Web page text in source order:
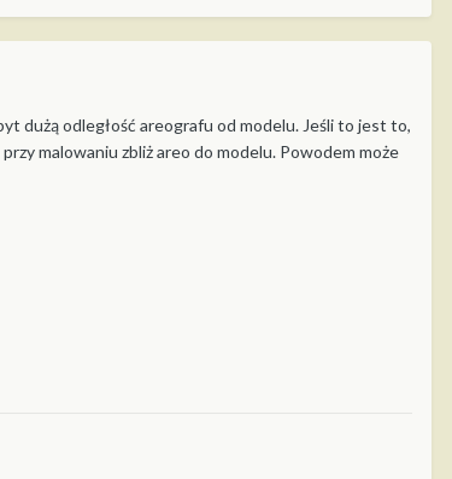
dużą odległość areografu od modelu. Jeśli to jest to,
malowaniu zbliż areo do modelu. Powodem może